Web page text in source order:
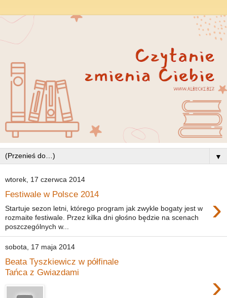
▼
wtorek, 17 czerwca 2014
Festiwale w Polsce 2014 ›
Startuje sezon letni, którego program jak zwykle bogaty jest w
rozmaite festiwale. Przez kilka dni głośno będzie na scenach
poszczególnych w...
sobota, 17 maja 2014
Beata Tyszkiewicz w półfinale
Tańca z Gwiazdami
›